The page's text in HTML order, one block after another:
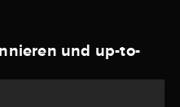
und up-to-